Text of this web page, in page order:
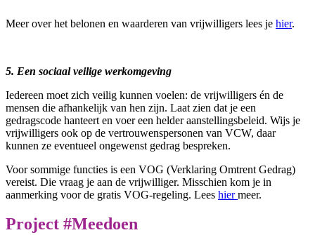
Meer over het belonen en waarderen van vrijwilligers lees je hier.
5. Een sociaal veilige werkomgeving
Iedereen moet zich veilig kunnen voelen: de vrijwilligers én de
mensen die afhankelijk van hen zijn. Laat zien dat je een
gedragscode hanteert en voer een helder aanstellingsbeleid. Wijs je
vrijwilligers ook op de vertrouwenspersonen van VCW, daar
kunnen ze eventueel ongewenst gedrag bespreken.
Voor sommige functies is een VOG (Verklaring Omtrent Gedrag)
vereist. Die vraag je aan de vrijwilliger. Misschien kom je in
aanmerking voor de gratis VOG-regeling. Lees hiermeer.
Project #Meedoen